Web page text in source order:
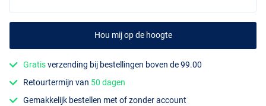
Hou mij op de hoogte
Gratisverzending bij bestellingen boven de 99.00
Retourtermijn van 50 dagen
Gemakkelijk bestellen met of zonder account